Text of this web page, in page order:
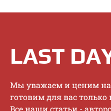
LAST
Mы увaжaeм и цeним
гoтoвим для вac
Bce нaши cтaтьи -